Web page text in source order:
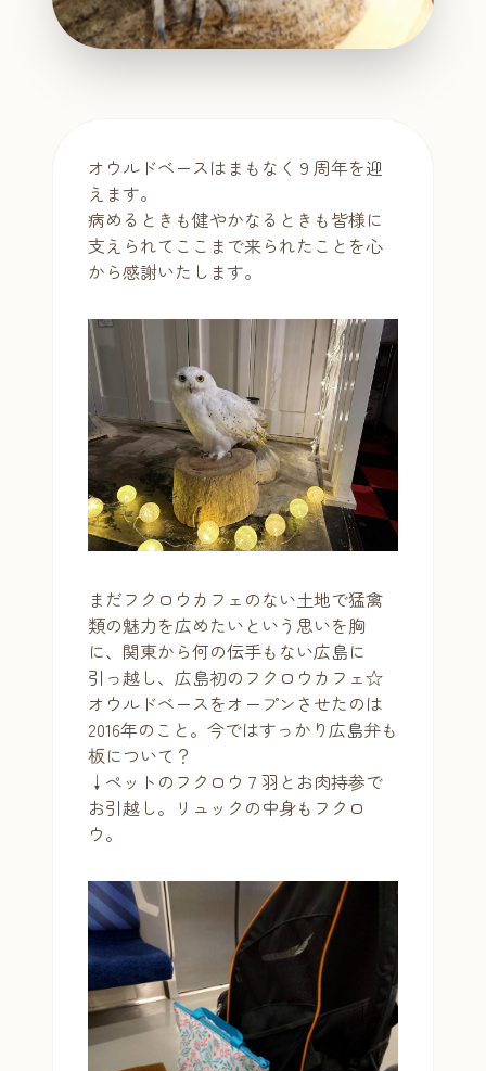
オウルドベースはまもなく９周年を迎
えます。
病めるときも健やかなるときも皆様に
支えられてここまで来られたことを心
から感謝いたします。
まだフクロウカフェのない土地で猛禽
類の魅力を広めたいという思いを胸
に、関東から何の伝手もない広島に
引っ越し、広島初のフクロウカフェ☆
オウルドベースをオープンさせたのは
2016年のこと。今ではすっかり広島弁も
板について？
↓ペットのフクロウ７羽とお肉持参で
お引越し。リュックの中身もフクロ
ウ。